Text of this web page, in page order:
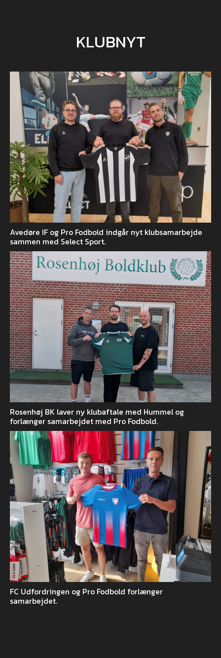
KLUBNYT
Avedøre IF og Pro Fodbold indgår nyt klubsamarbejde
sammen med Select Sport.
Rosenhøj BK laver ny klubaftale med Hummel og
forlænger samarbejdet med Pro Fodbold.
FC Udfordringen og Pro Fodbold forlænger
samarbejdet.